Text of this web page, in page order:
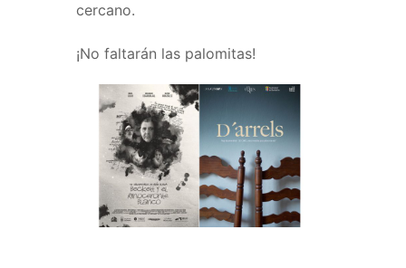
cercano.
¡No faltarán las palomitas!